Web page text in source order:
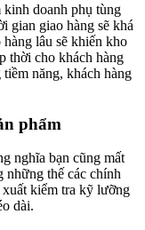
doanh phụ tùng
gian giao hàng sẽ khá
lâu sẽ khiến kho
thời cho khách hàng
năng, khách hàng
phẩm
nghĩa bạn cũng mất
những thế các chính
xuất kiểm tra kỹ lưỡng
dài.